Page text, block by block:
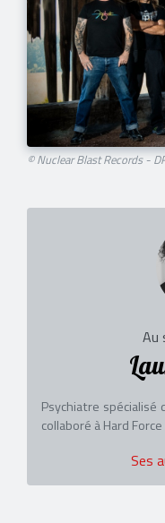
© Nuclear Blast Records -
Au
Psychiatre spécialisé
collaboré à Hard
Ses